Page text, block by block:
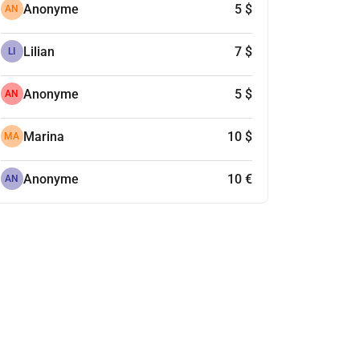
AN Anonyme 5 $
LI Lilian 7 $
AN Anonyme 5 $
MA Marina 10 $
AN Anonyme 10 €